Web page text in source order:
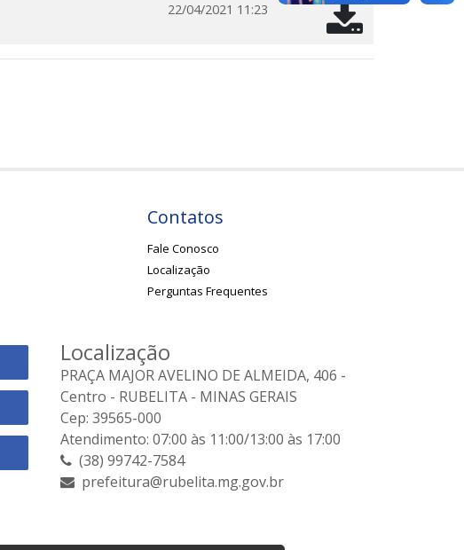
22/04/2021 11:23
Contatos
Fale Conosco
Localização
Perguntas Frequentes
Localização
PRAÇA MAJOR AVELINO DE ALMEIDA, 406 -
Centro - RUBELITA - MINAS GERAIS
Cep: 39565-000
Atendimento: 07:00 às 11:00/13:00 às 17:00
(38) 99742-7584
prefeitura@rubelita.mg.gov.br